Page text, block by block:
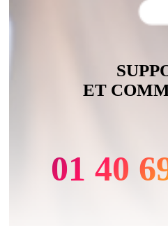
ET
01 40